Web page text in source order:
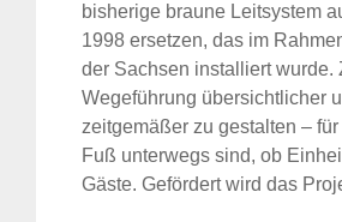
bisherige braune Leitsystem
1998 ersetzen, das im
der Sachsen installiert wurde.
Wegeführung übersichtlicher
zeitgemäßer zu gestalten –
Fuß unterwegs sind, ob
Gäste. Gefördert wird das